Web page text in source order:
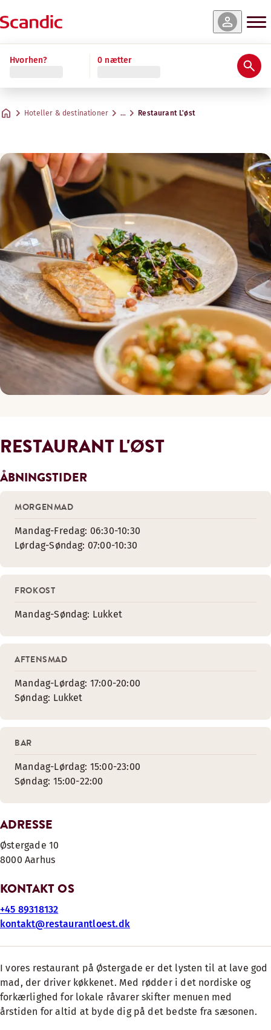
Hvorhen? 0 nætter
Hoteller & destinationer … Restaurant L'øst
RESTAURANT L'ØST
ÅBNINGSTIDER
MORGENMAD
Mandag-Fredag: 06:30-10:30
Lørdag-Søndag: 07:00-10:30
FROKOST
Mandag-Søndag: Lukket
AFTENSMAD
Mandag-Lørdag: 17:00-20:00
Søndag: Lukket
BAR
Mandag-Lørdag: 15:00-23:00
Søndag: 15:00-22:00
ADRESSE
Østergade 10
8000 Aarhus
KONTAKT OS
+45 89318132
kontakt@restaurantloest.dk
I vores restaurant på Østergade er det lysten til at lave god
mad, der driver køkkenet. Med rødder i det nordiske og
forkærlighed for lokale råvarer skifter menuen med
årstiden for altid at byde dig på det bedste fra sæsonen.